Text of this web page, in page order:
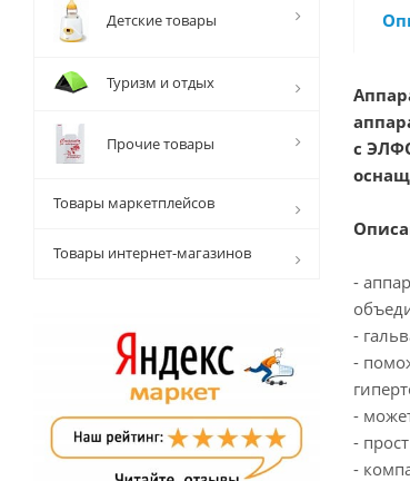
с
-
-
-
-
-
-
Детские товары
Туризм и отдых
Прочие товары
Товары маркетплейсов
Товары интернет-магазинов